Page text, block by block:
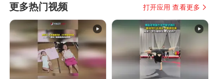
更多热门视频 打开应用 查看更多